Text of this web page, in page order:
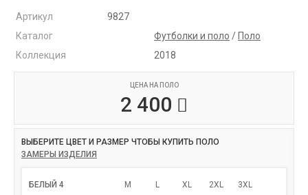
Артикул
9827
Каталог
Футболки и поло / Поло
Коллекция
2018
ЦЕНА НА ПОЛО
2 400
ВЫБЕРИТЕ ЦВЕТ И РАЗМЕР ЧТОБЫ КУПИТЬ ПОЛО
ЗАМЕРЫ ИЗДЕЛИЯ
БЕЛЫЙ 4 M L XL 2XL 3XL